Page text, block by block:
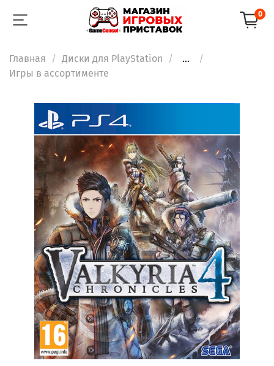
0
Главная Диски для PlayStation
...
Игры в ассортименте